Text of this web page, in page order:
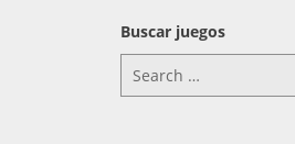
Buscar juegos
for: